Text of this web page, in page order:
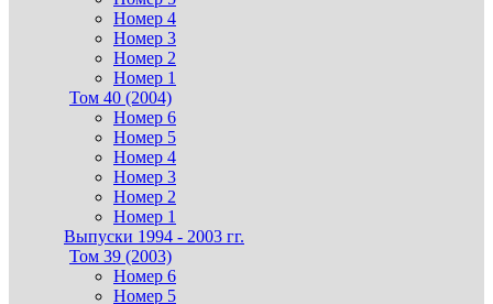
Номер 4
Номер 3
Номер 2
Номер 1
Том 40 (2004)
Номер 6
Номер 5
Номер 4
Номер 3
Номер 2
Номер 1
Выпуски 1994 - 2003 гг.
Том 39 (2003)
Номер 6
Номер 5